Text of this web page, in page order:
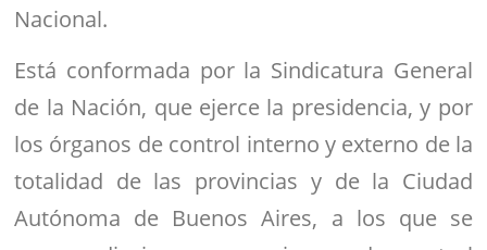
Nacional.
Está conformada por la Sindicatura General
de la Nación, que ejerce la presidencia, y por
los órganos de control interno y externo de la
totalidad de las provincias y de la Ciudad
Autónoma de Buenos Aires, a los que se